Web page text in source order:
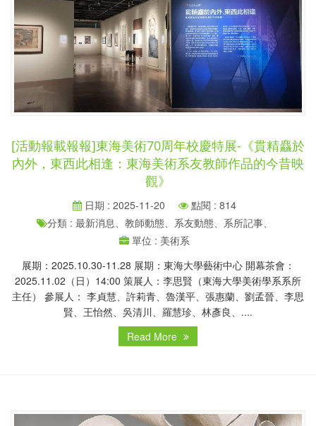
[活動報載報報]東海美術70周年校慶特展-《貫精麤於
內外，東西此相逢：東海美術系友教師作品的今昔映
觀》
日期 : 2025-11-20
點閱 : 814
分類 : 最新消息、教師動態、系友動態、系所記事、
單位 : 美術系
展期：2025.10.30-11.28 展期：東海大學藝術中心 開幕茶會：
2025.11.02（日）14:00 策展人：李思賢（東海大學美術學系系所
主任） 參展人： 李貞慧、許莉青、魯漢平、張惠蘭、劉孟晉、李思
賢、王怡然、吳清川、羅慧珍、林彥良、....
Read More